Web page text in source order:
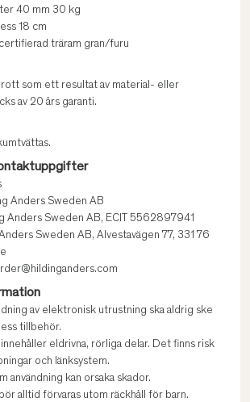
40 mm 30 kg
18 cm
träram gran/furu
som ett resultat av material- eller
av 20 års garanti.
Anders Sweden AB
Anders Sweden AB, ECIT 5562897941
Sweden AB, Alvestavägen 77, 331 76
av elektronisk utrustning ska aldrig ske
tillbehör.
eldrivna, rörliga delar. Det finns risk
och länksystem.
användning kan orsaka skador.
alltid förvaras utom räckhåll för barn.